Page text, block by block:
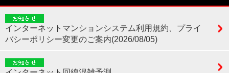
インターネットマンションシステム利用規約、プライ
バシーポリシー変更のご案内(2026/08/05)